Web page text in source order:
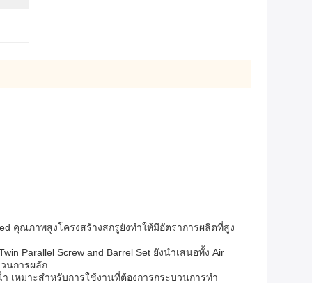
คุณภาพสูงโครงสร้างสกรูยังทําให้มีอัตราการผลิตที่สูง
Parallel Screw and Barrel Set ยังนําเสนอทั้ง Air
นการผลัก
เหมาะสําหรับการใช้งานที่ต้องการกระบวนการทํา